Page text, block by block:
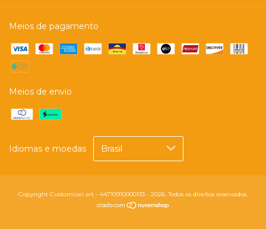
Meios de pagamento
Meios de envio
Idiomas e moedas
Copyright Customizei art - 44710910000133 - 2026. Todos os direitos reservados.